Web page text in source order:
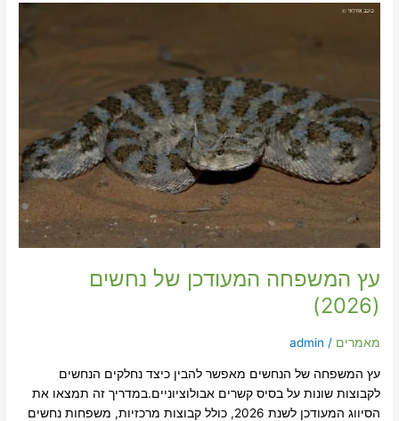
עץ המשפחה המעודכן של נחשים
(2026)
מאמרים /
admin
עץ המשפחה של הנחשים מאפשר להבין כיצד נחלקים הנחשים
לקבוצות שונות על בסיס קשרים אבולוציוניים.במדריך זה תמצאו את
הסיווג המעודכן לשנת 2026, כולל קבוצות מרכזיות, משפחות נחשים
עץ